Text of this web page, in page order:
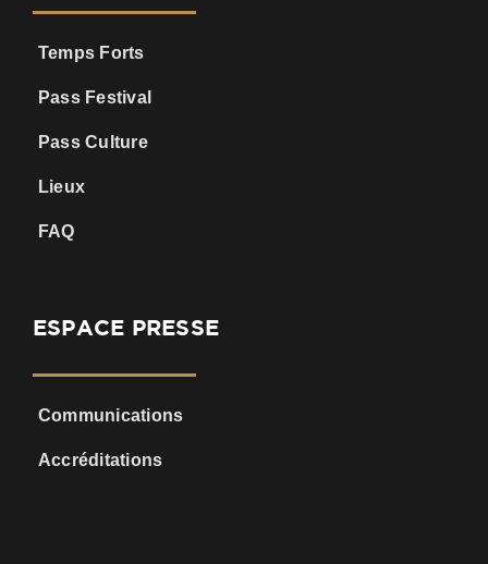
Temps Forts
Pass Festival
Pass Culture
Lieux
FAQ
ESPACE PRESSE
Communications
Accréditations